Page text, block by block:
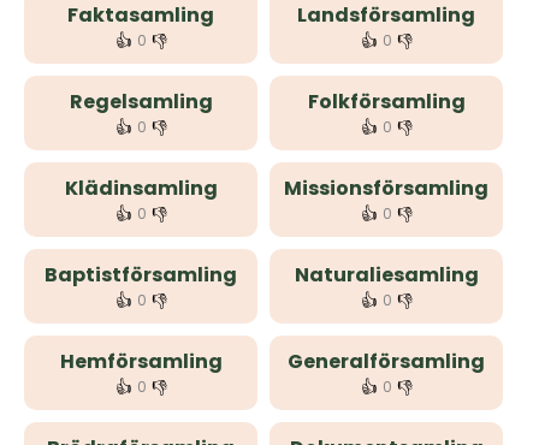
Faktasamling
👍 0 👎
Landsförsamling
👍 0 👎
Regelsamling
👍 0 👎
Folkförsamling
👍 0 👎
Klädinsamling
👍 0 👎
Missionsförsamling
👍 0 👎
Baptistförsamling
👍 0 👎
Naturaliesamling
👍 0 👎
Hemförsamling
👍 0 👎
Generalförsamling
👍 0 👎